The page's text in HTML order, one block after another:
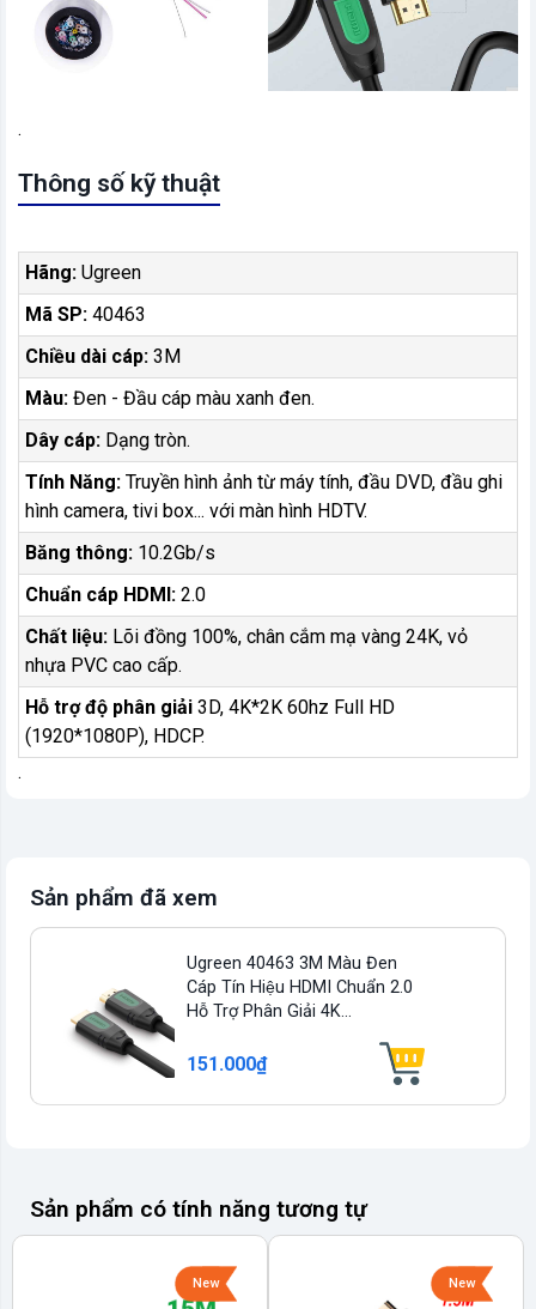
.
Thông số kỹ thuật
Hãng: Ugreen
Mã SP: 40463
Chiều dài cáp: 3M
Màu: Đen - Đầu cáp màu xanh đen.
Dây cáp: Dạng tròn.
Tính Năng: Truyền hình ảnh từ máy tính, đầu DVD, đầu ghi
hình camera, tivi box... với màn hình HDTV.
Băng thông: 10.2Gb/s
Chuẩn cáp HDMI: 2.0
Chất liệu: Lõi đồng 100%, chân cắm mạ vàng 24K, vỏ
nhựa PVC cao cấp.
Hỗ trợ độ phân giải 3D, 4K*2K 60hz Full HD
(1920*1080P), HDCP.
.
Sản phẩm đã xem
Ugreen 40463 3M Màu Đen
Cáp Tín Hiệu HDMI Chuẩn 2.0
Hỗ Trợ Phân Giải 4K...
151.000₫
Sản phẩm có tính năng tương tự
New New